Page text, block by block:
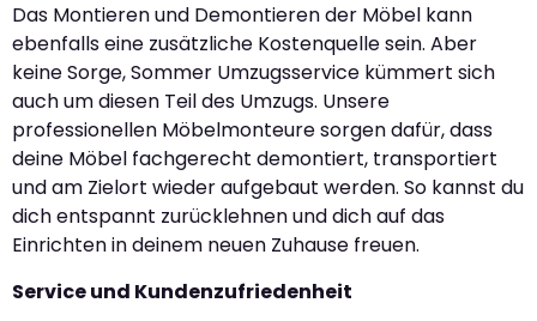
Das Montieren und Demontieren der Möbel kann
ebenfalls eine zusätzliche Kostenquelle sein. Aber
keine Sorge, Sommer Umzugsservice kümmert sich
auch um diesen Teil des Umzugs. Unsere
professionellen Möbelmonteure sorgen dafür, dass
deine Möbel fachgerecht demontiert, transportiert
und am Zielort wieder aufgebaut werden. So kannst du
dich entspannt zurücklehnen und dich auf das
Einrichten in deinem neuen Zuhause freuen.
Service und Kundenzufriedenheit